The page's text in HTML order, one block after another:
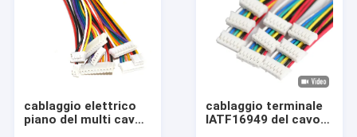
cablaggio elettrico
piano del multi cavo
cablaggio terminale
IATF16949 del cavo